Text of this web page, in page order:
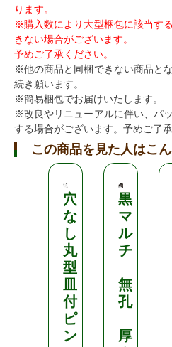
ります。
※購入数により大型梱包に該当す
きない場合がございます。
予めご了承ください。
※他の商品と同梱できない商品と
続き願います。
※簡易梱包でお届けいたします。
※改良やリニューアルに伴い、パ
する場合がございます。予めご了承
この商品を見た人はこ
穴
な
し
丸
型
皿
付
ピ
ン
黒
マ
ル
チ
無
孔
厚